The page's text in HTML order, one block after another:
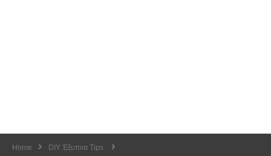
Home
DIY Έξυπνα Tips